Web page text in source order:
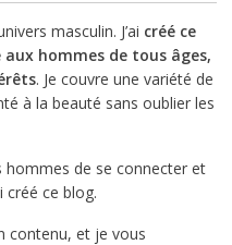
masculin. J’ai créé ce
hommes de tous âges,
. Je couvre une variété de
à la beauté sans oublier les
hommes de se connecter et
créé ce blog.
contenu, et je vous